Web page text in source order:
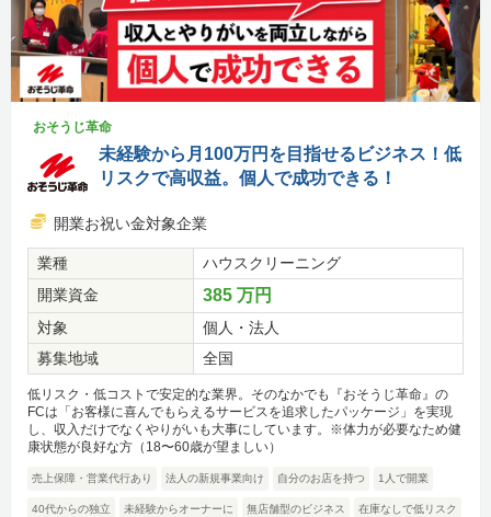
おそうじ革命
未経験から月100万円を目指せるビジネス！低
リスクで高収益。個人で成功できる！
開業お祝い金対象企業
業種
ハウスクリーニング
開業資金
385 万円
対象
個人・法人
募集地域
全国
低リスク・低コストで安定的な業界。そのなかでも『おそうじ革命』の
FCは「お客様に喜んでもらえるサービスを追求したパッケージ」を実現
し、収入だけでなくやりがいも大事にしています。※体力が必要なため健
康状態が良好な方（18〜60歳が望ましい）
売上保障・営業代行あり 法人の新規事業向け 自分のお店を持つ 1人で開業
40代からの独立 未経験からオーナーに 無店舗型のビジネス 在庫なしで低リスク